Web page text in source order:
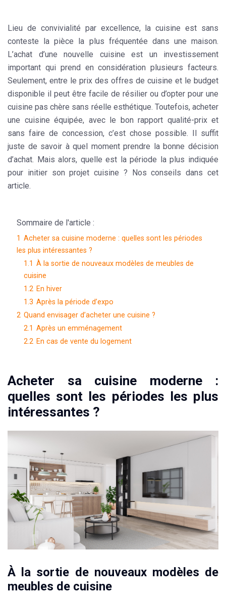
Lieu de convivialité par excellence, la cuisine est sans
conteste la pièce la plus fréquentée dans une maison.
L’achat d’une nouvelle cuisine est un investissement
important qui prend en considération plusieurs facteurs.
Seulement, entre le prix des offres de cuisine et le budget
disponible il peut être facile de résilier ou d’opter pour une
cuisine pas chère sans réelle esthétique. Toutefois,acheter
une cuisine équipée, avec le bon rapport qualité-prix et
sans faire de concession, c’est chose possible. Il suffit
juste de savoir à quel moment prendre la bonne décision
d’achat. Mais alors, quelle est la période la plus indiquée
pour initier son projet cuisine ? Nos conseils dans cet
article.
Sommaire de l'article :
1 Acheter sa cuisine moderne : quelles sont les périodes
les plus intéressantes ?
1.1 À la sortie de nouveaux modèles de meubles de
cuisine
1.2 En hiver
1.3 Après la période d’expo
2 Quand envisager d’acheter une cuisine ?
2.1 Après un emménagement
2.2 En cas de vente du logement
Acheter sa cuisine moderne :
quelles sont les périodes les plus
intéressantes ?
À la sortie de nouveaux modèles de
meubles de cuisine